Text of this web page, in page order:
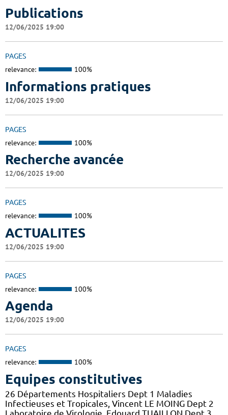
Publications
12/06/2025 19:00
PAGES
relevance: 100%
Informations pratiques
12/06/2025 19:00
PAGES
relevance: 100%
Recherche avancée
12/06/2025 19:00
PAGES
relevance: 100%
ACTUALITES
12/06/2025 19:00
PAGES
relevance: 100%
Agenda
12/06/2025 19:00
PAGES
relevance: 100%
Equipes constitutives
26 Départements Hospitaliers Dept 1 Maladies
Infectieuses et Tropicales, Vincent LE MOING Dept 2